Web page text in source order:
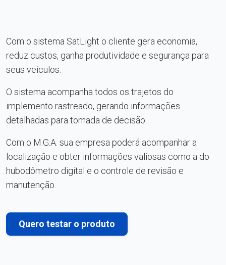
Com o sistema SatLight o cliente gera economia,
reduz custos, ganha produtividade e segurança para
seus veículos.
O sistema acompanha todos os trajetos do
implemento rastreado, gerando informações
detalhadas para tomada de decisão.
Com o M.G.A. sua empresa poderá acompanhar a
localização e obter informações valiosas como a do
hubodômetro digital e o controle de revisão e
manutenção.
Quero testar o produto